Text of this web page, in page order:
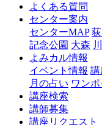
よくある質問
センター案内
センターMAP
記念公園 大森
よみカル情報
イベント情報 講
月の占い ワン
講座検索
講師募集
講座リクエスト